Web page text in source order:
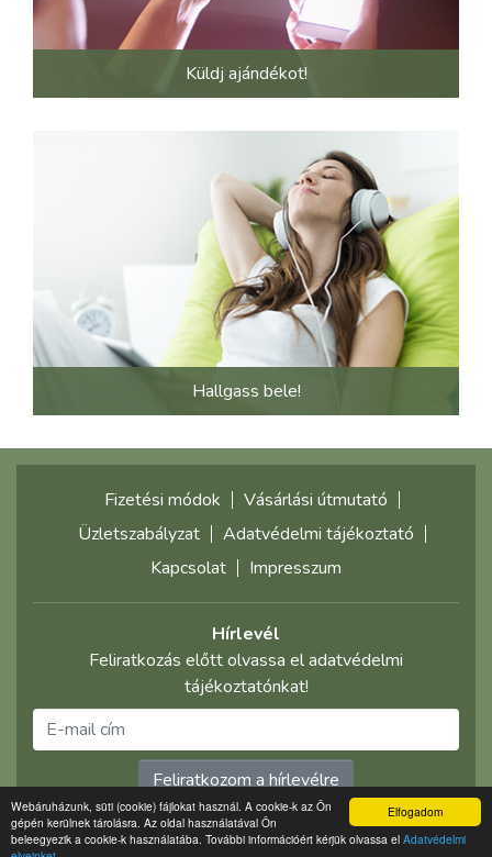
Elfogadom
Webáruházunk, süti (cookie) fájlokat használ. A cookie-k az Ön
gépén kerülnek tárolásra. Az oldal használatával Ön
beleegyezik a cookie-k használatába. További információért kérjük olvassa el Adatvédelmi
Küldj ajándékot!
Hallgass bele!
Fizetési módok
Vásárlási útmutató
Üzletszabályzat
Adatvédelmi tájékoztató
Kapcsolat
Impresszum
Hírlevél
Feliratkozás előtt olvassa el adatvédelmi
tájékoztatónkat!
Feliratkozom a hírlevélre
©2021 multimediaplaza.com